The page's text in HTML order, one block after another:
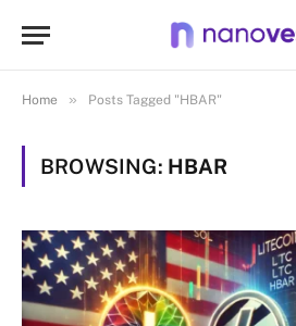
Home » Posts Tagged "HBAR"
BROWSING: HBAR